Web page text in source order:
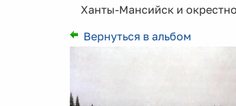
Ханты-Мансийск и
Вернуться в альбом